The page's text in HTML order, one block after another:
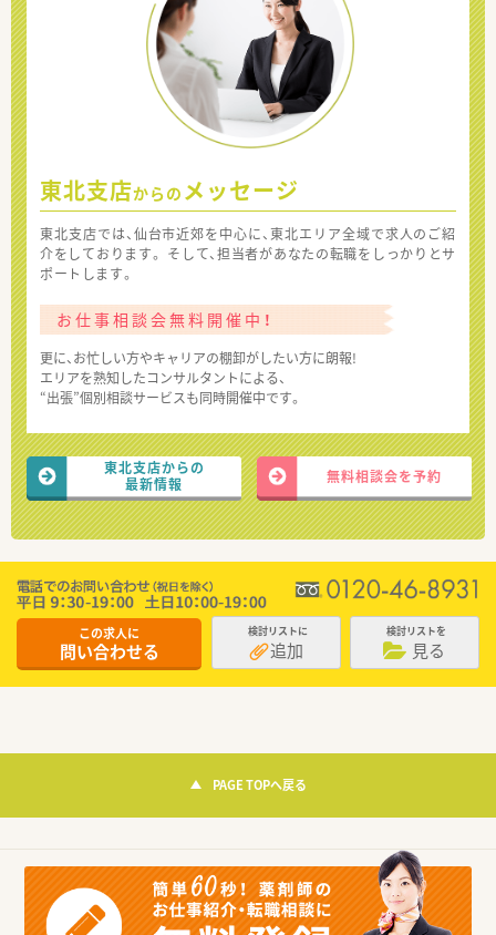
東北支店からの メッセージ
東北支店では、仙台市近郊を中心に、東北エリア全域で求人のご紹
介をしております。 そして、担当者があなたの転職をしっかりとサ
ポートします。
お仕事相談会無料開催中！
更に、お忙しい方やキャリアの棚卸がしたい方に朗報!
エリアを熟知したコンサルタントによる、
“出張”個別相談サービスも同時開催中です。
東北支店からの
最新情報
無料相談会を予約
この求人に
問い合わせる
検討リストに
追加
検討リストを
見る
PAGE TOPへ戻る